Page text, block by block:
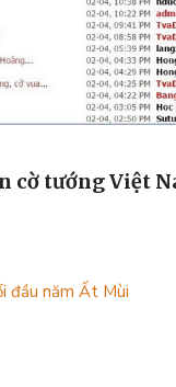
cờ tướng Việt